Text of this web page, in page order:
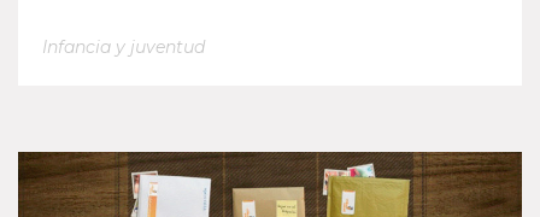
Infancia y juventud